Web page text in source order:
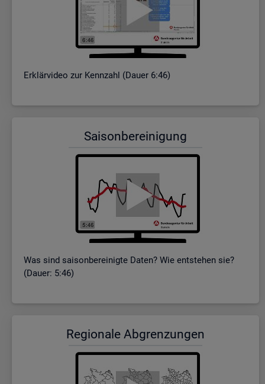
Er­klär­vi­deo zur Kenn­zahl (Dauer 6:46)
Sai­son­be­rei­ni­gung
Was sind sai­son­be­rei­nig­te Daten? Wie ent­ste­hen sie?
(Dauer: 5:46)
Re­gio­na­le Ab­gren­zun­gen